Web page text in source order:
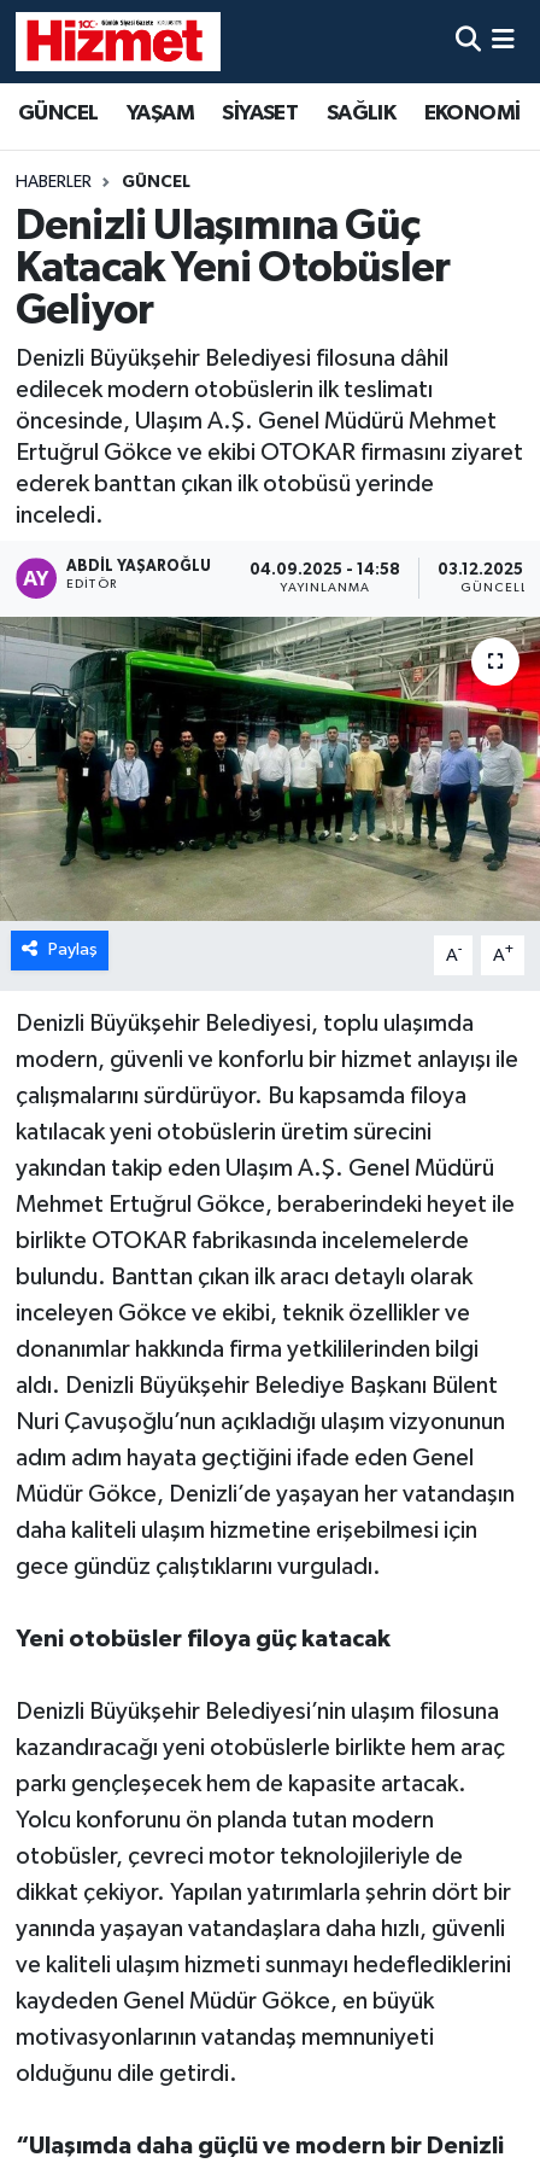
GÜNCEL YAŞAM SİYASET SAĞLIK EKONOMİ
HABERLER GÜNCEL
Denizli Ulaşımına Güç
Katacak Yeni Otobüsler
Geliyor
Denizli Büyükşehir Belediyesi filosuna dâhil
edilecek modern otobüslerin ilk teslimatı
öncesinde, Ulaşım A.Ş. Genel Müdürü Mehmet
Ertuğrul Gökce ve ekibi OTOKAR firmasını ziyaret
ederek banttan çıkan ilk otobüsü yerinde
inceledi.
ABDIL YAŞAROĞLU
EDITÖR
04.09.2025 - 14:58
YAYINLANMA
03.12.2025 -
Paylaş A- A+
Denizli Büyükşehir Belediyesi, toplu ulaşımda
modern, güvenli ve konforlu bir hizmet anlayışı ile
çalışmalarını sürdürüyor. Bu kapsamda filoya
katılacak yeni otobüslerin üretim sürecini
yakından takip eden Ulaşım A.Ş. Genel Müdürü
Mehmet Ertuğrul Gökce, beraberindeki heyet ile
birlikte OTOKAR fabrikasında incelemelerde
bulundu. Banttan çıkan ilk aracı detaylı olarak
inceleyen Gökce ve ekibi, teknik özellikler ve
donanımlar hakkında firma yetkililerinden bilgi
aldı. Denizli Büyükşehir Belediye Başkanı Bülent
Nuri Çavuşoğlu’nun açıkladığı ulaşım vizyonunun
adım adım hayata geçtiğini ifade eden Genel
Müdür Gökce, Denizli’de yaşayan her vatandaşın
daha kaliteli ulaşım hizmetine erişebilmesi için
gece gündüz çalıştıklarını vurguladı.
Yeni otobüsler filoya güç katacak
Denizli Büyükşehir Belediyesi’nin ulaşım filosuna
kazandıracağı yeni otobüslerle birlikte hem araç
parkı gençleşecek hem de kapasite artacak.
Yolcu konforunu ön planda tutan modern
otobüsler, çevreci motor teknolojileriyle de
dikkat çekiyor. Yapılan yatırımlarla şehrin dört bir
yanında yaşayan vatandaşlara daha hızlı, güvenli
ve kaliteli ulaşım hizmeti sunmayı hedeflediklerini
kaydeden Genel Müdür Gökce, en büyük
motivasyonlarının vatandaş memnuniyeti
olduğunu dile getirdi.
“Ulaşımda daha güçlü ve modern bir Denizli
YAŞAM
SİYASET
SAĞLIK
EKONOMİ
KÜLTÜR SANAT
SPOR
MAGAZİN
ÖZEL HABER
DTO
RESMİ REKLAM
Denizli Hava Durumu
Denizli Trafik Yoğunluk Haritası
Süper Lig Puan Durumu ve Fikstür
Tüm Manşetler
Son Dakika Haberleri
Haber Arşivi